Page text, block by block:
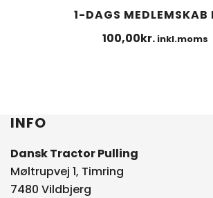
1-DAGS MEDLEMSKAB
100,00kr. inkl.moms
INFO
Dansk Tractor Pulling
Møltrupvej 1, Timring
7480 Vildbjerg